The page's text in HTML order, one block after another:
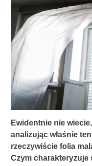
Ewidentnie nie
analizując właśnie
rzeczywiście folia
Czym charakteryzuje